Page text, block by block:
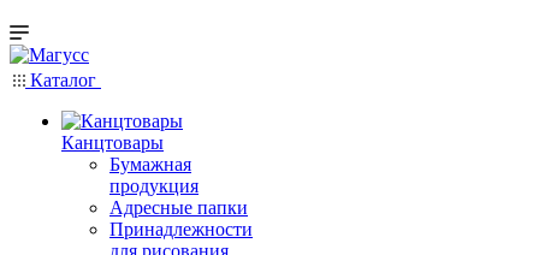
Каталог
Канцтовары
Бумажная
продукция
Адресные папки
Принадлежности
для рисования